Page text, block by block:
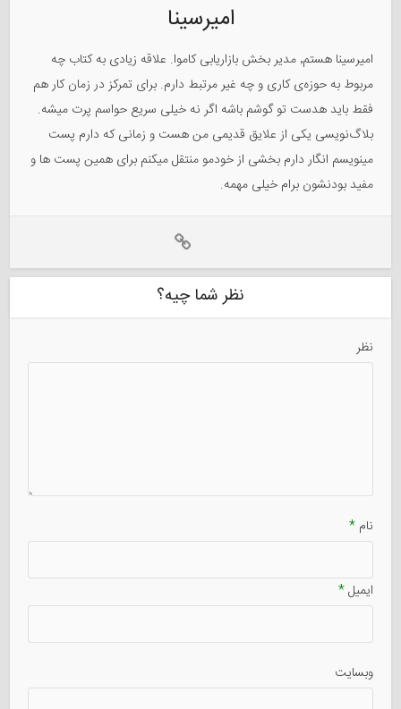
امیرسینا
امیرسینا هستم٬ مدیر بخش بازاریابی کاموا. علاقه زیادی به کتاب چه
مربوط به حوزه‌ی کاری و چه غیر مرتبط دارم. برای تمرکز در زمان کار هم
فقط باید هدست تو گوشم باشه اگر نه خیلی سریع حواسم پرت میشه.
بلاگ‌نویسی یکی از علایق قدیمی من هست و زمانی که دارم پست
مینویسم انگار دارم بخشی از خودمو منتقل میکنم برای همین پست ها و
مفید بودنشون برام خیلی مهمه.
نظر شما چیه؟
نظر
نام*
ایمیل*
وبسایت